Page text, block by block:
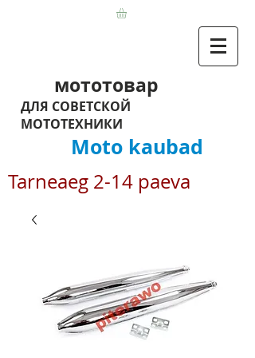
мототовар
ДЛЯ СОВЕТСКОЙ
МОТОТЕХНИКИ
Moto kaubad
Tarneaeg 2-14 paeva